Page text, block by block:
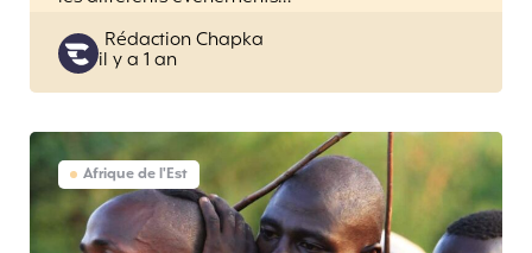
Posted
by
Rédaction Chapka
il y a 1 an
Afrique de l'Est